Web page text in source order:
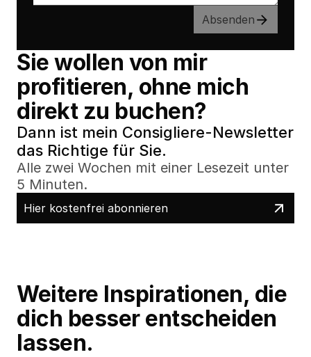
Absenden
Sie wollen von mir
profitieren, ohne mich
direkt zu buchen?
Dann ist mein Consigliere-Newsletter
das Richtige für Sie.
Alle zwei Wochen mit einer Lesezeit unter
5 Minuten.
Hier kostenfrei abonnieren
Weitere Inspirationen, die
dich besser entscheiden
lassen.